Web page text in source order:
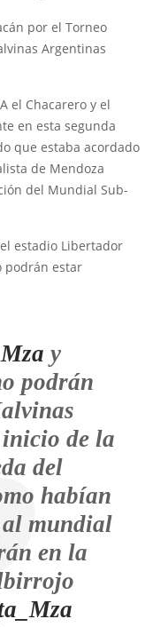
por el Torneo
Argentinas
el Chacarero y el
en esta segunda
que estaba acordado
de Mendoza
del Mundial Sub-
estadio Libertador
podrán estar
y
podrán
de la
del
habían
mundial
en la